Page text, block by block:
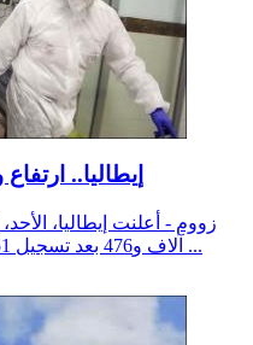
إيطاليا.. ارتفاع
آلاف و476 بعد تسجيل 651 حالة جديدة خلال الساعات الـ24 ا ...